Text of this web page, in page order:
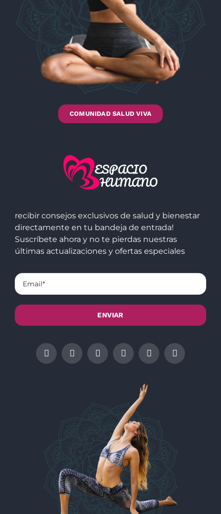
COMUNIDAD SALUD VIVA
recibir consejos exclusivos de salud y bienestar
directamente en tu bandeja de entrada!
Suscríbete ahora y no te pierdas nuestras
últimas actualizaciones y ofertas especiales